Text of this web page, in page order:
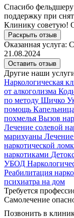
Спасибо
поддержку при
Клинику советую!
Раскрыть отзыв
Оказанная услуга:
21.08.2024
Оставить отзыв
Другие наши
Наркологическая
от алкоголизма
по методу Шичко
помощь
похмелья Вызов
Лечение солевой
марихуаны
наркотической
наркотиками
УБОД
Реабилитация
психиатра на дом
Требуется
Самолечение
Позвонить в